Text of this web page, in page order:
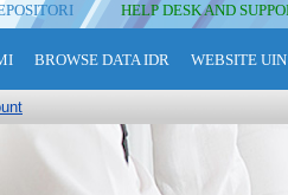
HELP DESK AND
BROWSE DATA IDR WEBSITE